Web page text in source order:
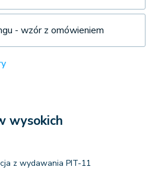
- wzór z omówieniem
wysokich
z wydawania PIT-11